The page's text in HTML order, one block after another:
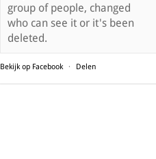
group of people, changed
who can see it or it's been
deleted.
Bekijk op Facebook · Delen